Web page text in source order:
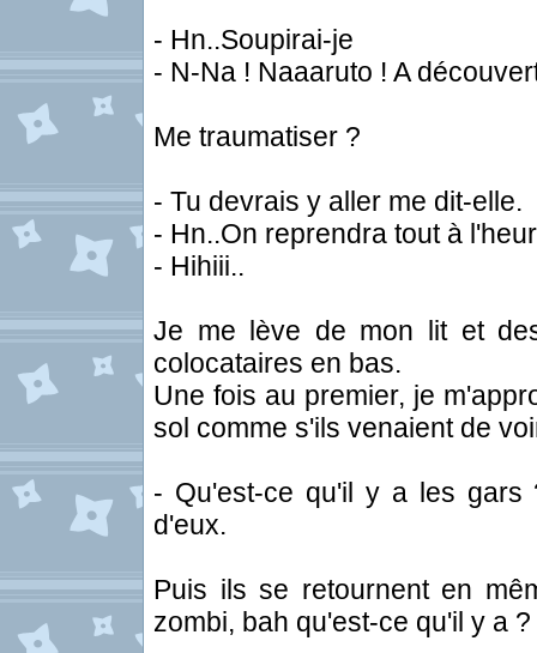
- Hn..Soupirai-je
- N-Na ! Naaaruto ! A
Me traumatiser ?
- Tu devrais y aller me dit-elle.
- Hn..On reprendra tout à
- Hihiii..
Je me lève de mon lit et
colocataires en bas.
Une fois au premier, je
sol comme s'ils venaient de
- Qu'est-ce qu'il y a les gars
d'eux.
Puis ils se retournent en
zombi, bah qu'est-ce qu'il y a ?